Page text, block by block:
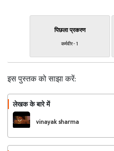
पिछला प्रकरण
कर्मवीर - 1
इस पुस्तक को साझा करें:
लेखक के बारे में
vinayak sharma